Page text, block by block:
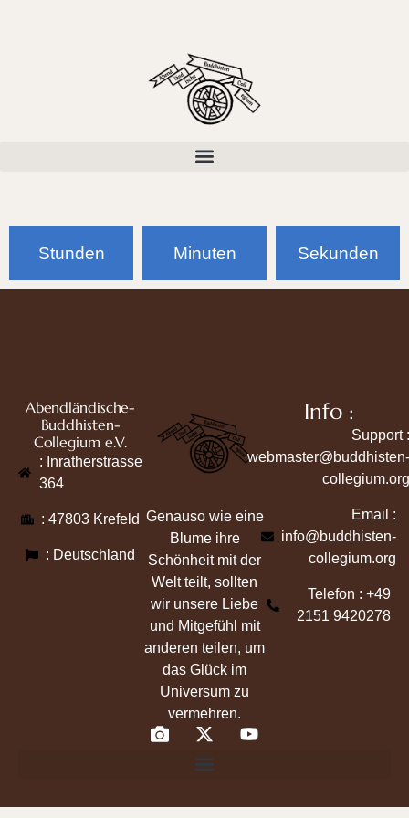
Stunden Minuten Sekunden
Abendländische-
Buddhisten-
Collegium e.V.
: Inratherstrasse
364
: 47803 Krefeld
: Deutschland
Genauso wie eine
Blume ihre
Schönheit mit der
Welt teilt, sollten
wir unsere Liebe
und Mitgefühl mit
anderen teilen, um
das Glück im
Universum zu
vermehren.
Info :
Support :
webmaster@buddhisten-
collegium.org
Email :
info@buddhisten-
collegium.org
Telefon : +49
2151 9420278